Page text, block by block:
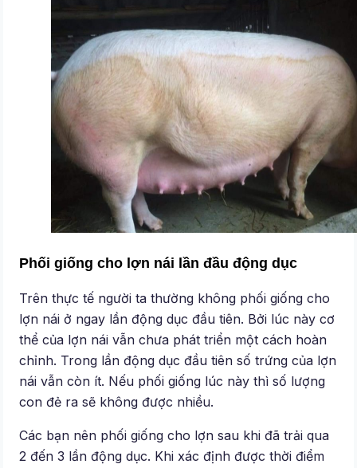
Phối giống cho lợn nái lần đầu động dục
Trên thực tế người ta thường không phối giống cho
lợn nái ở ngay lần động dục đầu tiên. Bởi lúc này cơ
thể của lợn nái vẫn chưa phát triển một cách hoàn
chỉnh. Trong lần động dục đầu tiên số trứng của lợn
nái vẫn còn ít. Nếu phối giống lúc này thì số lượng
con đẻ ra sẽ không được nhiều.
Các bạn nên phối giống cho lợn sau khi đã trải qua
2 đến 3 lần động dục. Khi xác định được thời điểm